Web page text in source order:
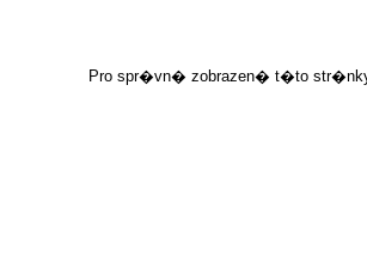
Pro spr�vn� zobrazen� t�to